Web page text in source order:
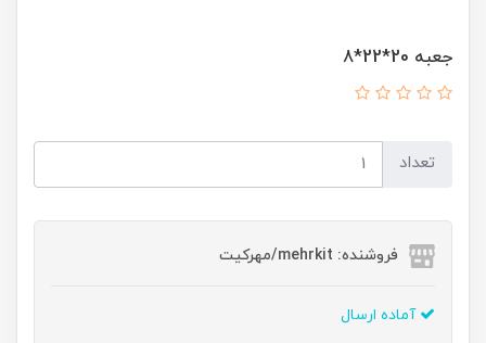
جعبه 20*22*8
تعداد
فروشنده: mehrkit/مهرکیت
آماده ارسال